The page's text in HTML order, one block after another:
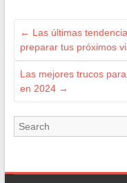
← Las últimas
preparar tus próximos
Las mejores trucos
en 2024 →